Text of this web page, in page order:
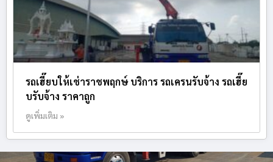
รถเฮี๊ยบให้เช่าราชพฤกษ์ บริการ รถเครนรับจ้าง รถเฮี๊ย
บรับจ้าง ราคาถูก
ดูเพิ่มเติม »